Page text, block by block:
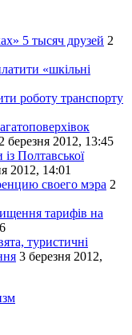
5 тысяч друзей 2
«шкільні
роботу транспорту
2 березня 2012, 13:45
Полтавської
2012, 14:01
своего мэра 2
тарифів на
туристичні
3 березня 2012,